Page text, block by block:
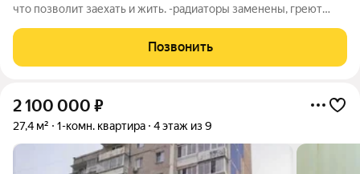
что позволит заехать и жить. -радиаторы заменены, греют
установлены счётчики на воду - санузел раздельный В
шаговой доступности Магнит,
Позвонить
2 100 000 ₽
27,4 м² 1-комн. квартира 4 этаж из 9